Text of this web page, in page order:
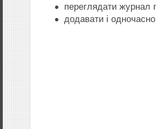
переглядати журнал
додавати і